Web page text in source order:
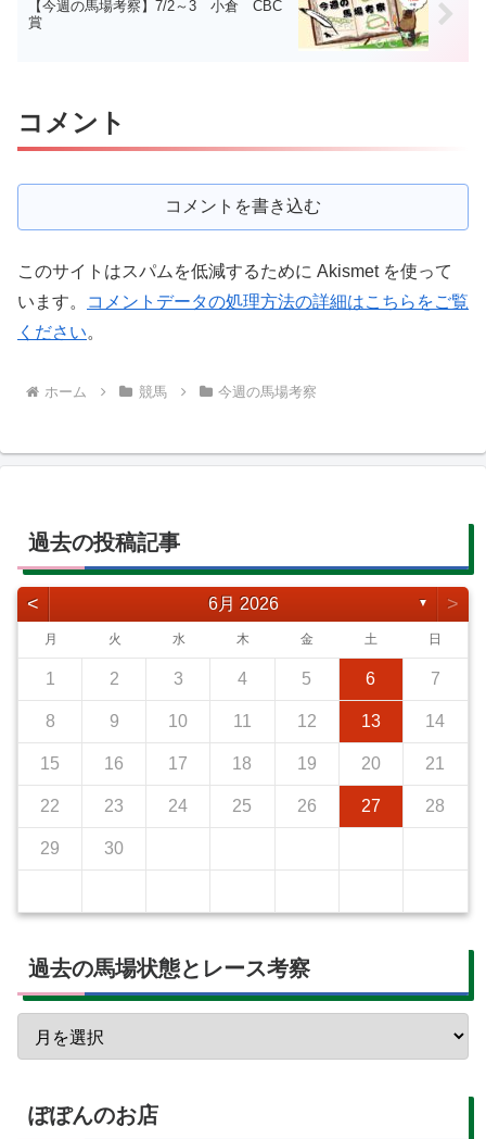
【今週の馬場考察】7/2～3 小倉 CBC
賞
コメント
コメントを書き込む
このサイトはスパムを低減するために Akismet を使って
います。
コメントデータの処理方法の詳細はこちらをご覧
ください。
ホーム 競馬 今週の馬場考察
過去の投稿記事
< 6月 2026 ▼ >
月 火 水 木 金 土 日
1 2 3 4 5 6 7
8 9 10 11 12 13 14
15 16 17 18 19 20 21
22 23 24 25 26 27 28
29 30
過去の馬場状態とレース考察
ぽぽんのお店